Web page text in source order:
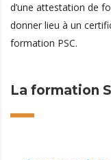
d’une attestation de
donner lieu à un
formation PSC.
La formation